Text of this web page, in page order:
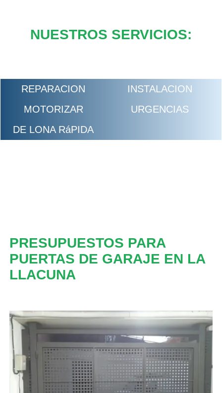
NUESTROS SERVICIOS:
REPARACION
INSTALACION
MOTORIZAR
URGENCIAS
DE LONA RáPIDA
PRESUPUESTOS PARA
PUERTAS DE GARAJE EN LA
LLACUNA